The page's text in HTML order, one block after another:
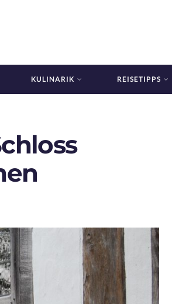
KULINARIK REISETIPPS